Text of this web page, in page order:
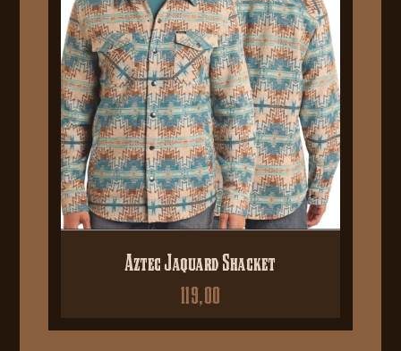
Aztec Jaquard Shacket
119,00